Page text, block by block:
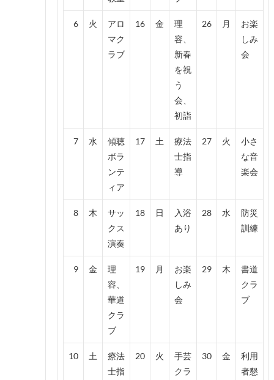
6 火
アロ
マク
ラブ
16 金
理
容、
新春
を祝
う
会、
初詣
26 月
お楽
しみ
会
7 水
傾聴
ボラ
ンテ
ィア
17 土
療法
士指
導
27 火
小さ
な音
楽会
8 木
サッ
クス
演奏
18 日
入浴
あり
28 水
防災
訓練
9 金
理
容、
華道
クラ
ブ
19 月
お楽
しみ
会
29 木
書道
クラ
ブ
10 土
療法
士指
20 火
手芸
クラ
30 金
利用
者懇